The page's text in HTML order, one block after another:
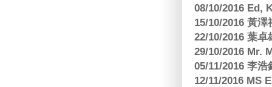
08/10/2016 Ed,
15/10/2016 黃
22/10/2016 葉
29/10/2016 Mr.
05/11/2016 李
12/11/2016 MS